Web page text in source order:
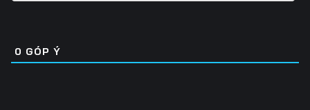
Tập 36 Tập 37 Tập 38
Tập 42 Tập 43 Tập 44
0 GÓP Ý